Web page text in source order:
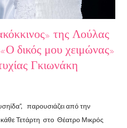
της Λούλας
δικός μου χειμώνας»
Γκιωνάκη
παρουσιάζει από την
Τετάρτη στο Θέατρο Μικρός